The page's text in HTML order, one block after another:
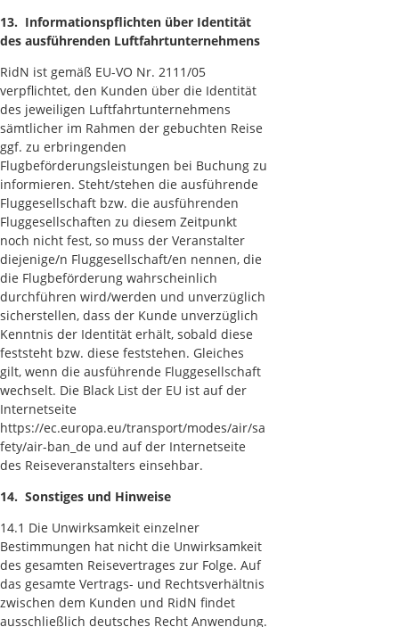
13. Informationspflichten über Identität
des ausführenden Luftfahrtunternehmens
RidN ist gemäß EU-VO Nr. 2111/05
verpflichtet, den Kunden über die Identität
des jeweiligen Luftfahrtunternehmens
sämtlicher im Rahmen der gebuchten Reise
ggf. zu erbringenden
Flugbeförderungsleistungen bei Buchung zu
informieren. Steht/stehen die ausführende
Fluggesellschaft bzw. die ausführenden
Fluggesellschaften zu diesem Zeitpunkt
noch nicht fest, so muss der Veranstalter
diejenige/n Fluggesellschaft/en nennen, die
die Flugbeförderung wahrscheinlich
durchführen wird/werden und unverzüglich
sicherstellen, dass der Kunde unverzüglich
Kenntnis der Identität erhält, sobald diese
feststeht bzw. diese feststehen. Gleiches
gilt, wenn die ausführende Fluggesellschaft
wechselt. Die Black List der EU ist auf der
Internetseite
https://ec.europa.eu/transport/modes/air/sa
fety/air-ban_de und auf der Internetseite
des Reiseveranstalters einsehbar.
14. Sonstiges und Hinweise
14.1 Die Unwirksamkeit einzelner
Bestimmungen hat nicht die Unwirksamkeit
des gesamten Reisevertrages zur Folge. Auf
das gesamte Vertrags- und Rechtsverhältnis
zwischen dem Kunden und RidN findet
ausschließlich deutsches Recht Anwendung.